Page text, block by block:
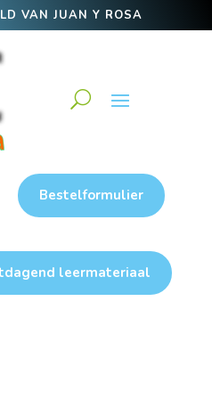
VAN JUAN Y ROSA
Bestelformulier
leermateriaal